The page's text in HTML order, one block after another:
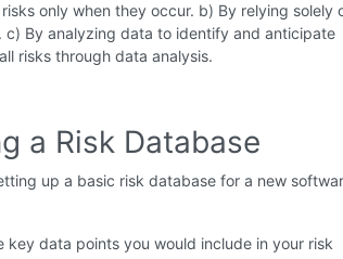
only when they occur. b) By relying solely
By analyzing data to identify and anticipate
risks through data analysis.
a Risk Database
up a basic risk database for a new
key data points you would include in your risk